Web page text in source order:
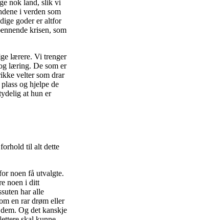
nok land, slik vi
i verden som
goder er altfor
krisen, som
lærere. Vi trenger
læring. De som er
velter som drar
og hjelpe de
at hun er
til alt dette
noen få utvalgte.
noen i ditt
har alle
en rar drøm eller
Og det kanskje